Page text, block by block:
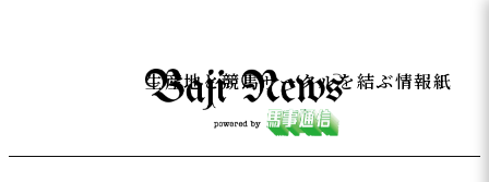
生産地と競馬サークルを結ぶ情報紙